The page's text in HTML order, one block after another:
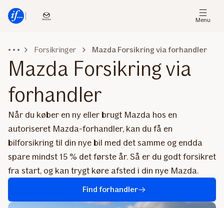
Menu
Forsikringer Mazda Forsikring via forhandler
Mazda Forsikring via
forhandler
Når du køber en ny eller brugt Mazda hos en
autoriseret Mazda-forhandler, kan du få en
bilforsikring til din nye bil med det samme og endda
spare mindst 15 % det første år. Så er du godt forsikret
fra start, og kan trygt køre afsted i din nye Mazda.
Find forhandler